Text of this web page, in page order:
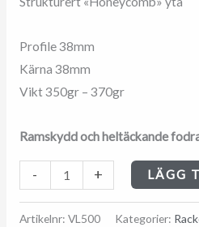
Profile 38mm
Kärna 38mm
Vikt 350gr – 370gr
Ramskydd och heltäckande
- + LÄGG
Artikelnr: VL500 Kategorier: